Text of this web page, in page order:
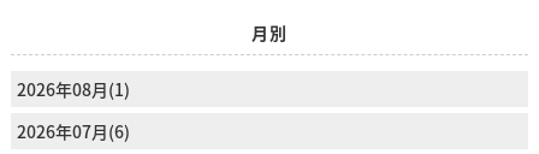
月別
2026年08月(1)
2026年07月(6)